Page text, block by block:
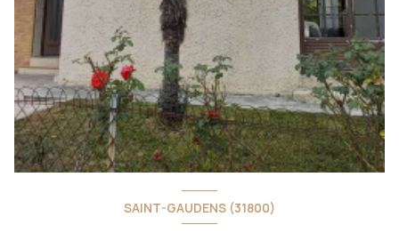
SAINT-GAUDENS (31800)